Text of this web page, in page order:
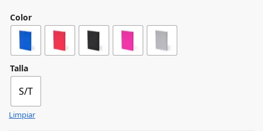
Color
Talla
S/T
Limpiar